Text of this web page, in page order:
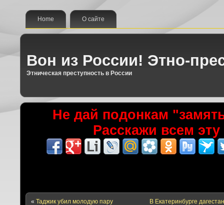
Home О сайте
Вон из России! Этно-
Этническая преступность в России
Не дай подонкам
Расскажи всем
« Таджик убил молодую пару В Екатеринбурге